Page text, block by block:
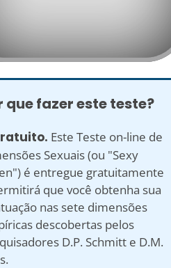
que fazer este teste?
Este Teste on-line de
Sexuais (ou "Sexy
é entregue gratuitamente
que você obtenha sua
nas sete dimensões
descobertas pelos
D.P. Schmitt e D.M.